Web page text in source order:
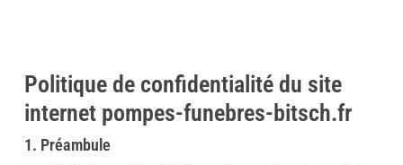
Politique de confidentialité du site
internet pompes-funebres-bitsch.fr
1. Préambule